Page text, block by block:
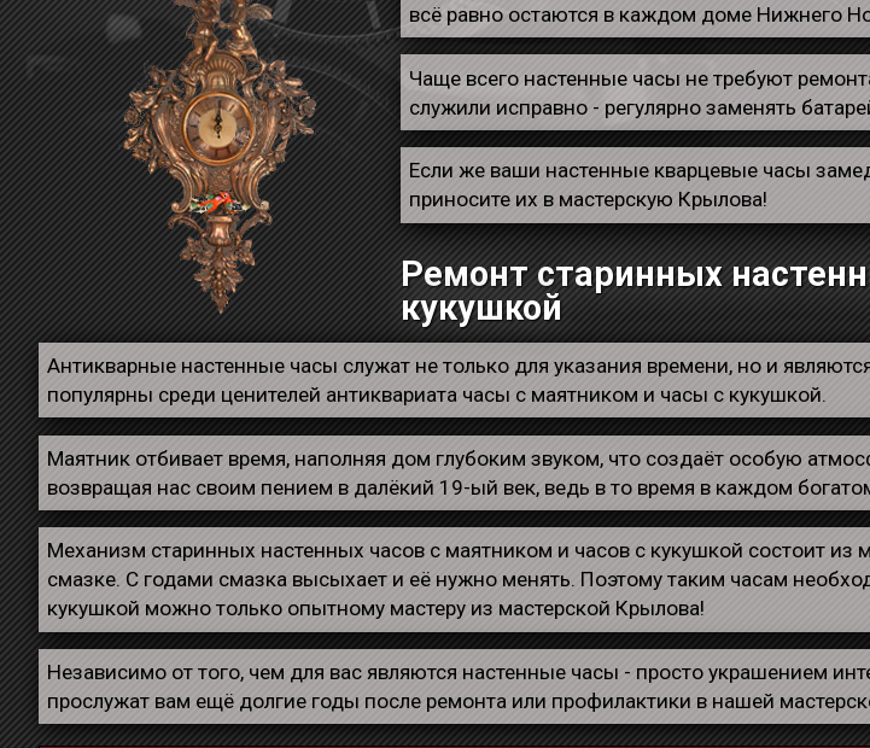
всё равно остаются в каждом доме Нижнего
Чаще всего настенные часы не требуют
служили исправно - регулярно заменять
Если же ваши настенные кварцевые часы
приносите их в мастерскую Крылова!
Ремонт старинных
кукушкой
Антикварные настенные часы служат не только для указания времени, но и
популярны среди ценителей антиквариата часы с маятником и часы с кукушкой.
Маятник отбивает время, наполняя дом глубоким звуком, что создаёт особую
возвращая нас своим пением в далёкий 19-ый век, ведь в то время в каждом
Механизм старинных настенных часов с маятником и часов с кукушкой состоит
смазке. С годами смазка высыхает и её нужно менять. Поэтому таким часам
кукушкой можно только опытному мастеру из мастерской Крылова!
Независимо от того, чем для вас являются настенные часы - просто украшением
прослужат вам ещё долгие годы после ремонта или профилактики в нашей